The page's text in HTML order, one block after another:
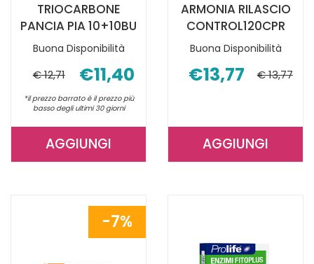
TRIOCARBONE
PANCIA PIA 10+10BU
Buona Disponibilità
€ 12,71 €11,40
*il prezzo barrato è il prezzo più
basso degli ultimi 30 giorni
AGGIUNGIAGGIUNGI TRIOCARBONE
10+10BU AL
CARRELLO
ARMONIA RILASCIO
CONTROL120CPR
Buona Disponibilità
€13,77 € 13,77
AGGIUNGIAGGIUNGI
7%